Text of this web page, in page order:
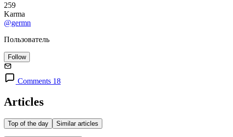
259
Karma
@germn
Пользователь
Follow
Comments 18
Articles
Top of the day Similar articles